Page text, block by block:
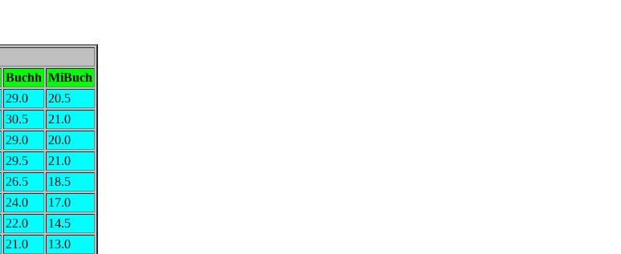
Buchh MiBuch
29.0
20.5
30.5
21.0
29.0
20.0
29.5
21.0
26.5
18.5
24.0
17.0
22.0
14.5
21.0
13.0